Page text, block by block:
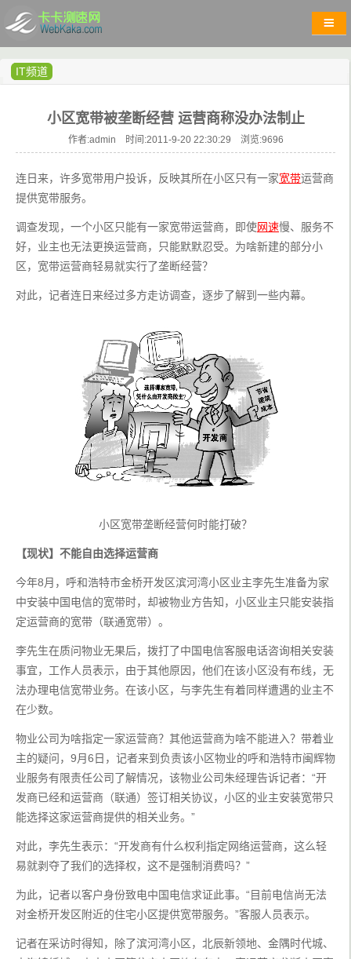
IT频道
小区宽带被垄断经营 运营商称没办法制止
作者:admin 时间:2011-9-20 22:30:29 浏览:9696
连日来，许多宽带用户投诉，反映其所在小区只有一家宽带运营商
提供宽带服务。
调查发现，一个小区只能有一家宽带运营商，即使网速慢、服务不
好，业主也无法更换运营商，只能默默忍受。为啥新建的部分小
区，宽带运营商轻易就实行了垄断经营？
对此，记者连日来经过多方走访调查，逐步了解到一些内幕。
小区宽带垄断经营何时能打破？
【现状】不能自由选择运营商
今年8月，呼和浩特市金桥开发区滨河湾小区业主李先生准备为家
中安装中国电信的宽带时，却被物业方告知，小区业主只能安装指
定运营商的宽带（联通宽带）。
李先生在质问物业无果后，拨打了中国电信客服电话咨询相关安装
事宜，工作人员表示，由于其他原因，他们在该小区没有布线，无
法办理电信宽带业务。在该小区，与李先生有着同样遭遇的业主不
在少数。
物业公司为啥指定一家运营商？其他运营商为啥不能进入？带着业
主的疑问，9月6日，记者来到负责该小区物业的呼和浩特市闽辉物
业服务有限责任公司了解情况，该物业公司朱经理告诉记者：“开
发商已经和运营商（联通）签订相关协议，小区的业主安装宽带只
能选择这家运营商提供的相关业务。”
对此，李先生表示：“开发商有什么权利指定网络运营商，这么轻
易就剥夺了我们的选择权，这不是强制消费吗？”
为此，记者以客户身份致电中国电信求证此事。“目前电信尚无法
对金桥开发区附近的住宅小区提供宽带服务。”客服人员表示。
记者在采访时得知，除了滨河湾小区，北辰新领地、金隅时代城、